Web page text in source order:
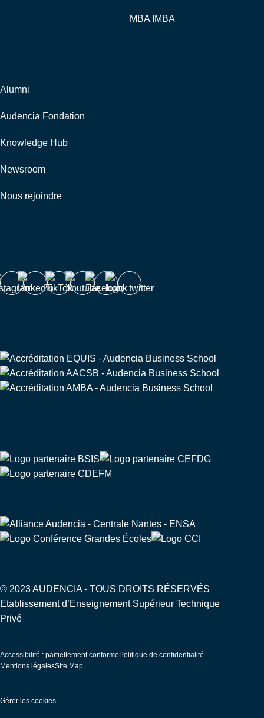
MBA IMBA
Alumni
Audencia Fondation
Knowledge Hub
Newsroom
Nous rejoindre
© 2023 AUDENCIA - TOUS DROITS RÉSERVÉS
Etablissement d’Enseignement Supérieur Technique
Privé
Pied
de
Accessibilité : partiellement conforme Politique de confidentialité
Mentions légalesSite Map
Gérer les cookies